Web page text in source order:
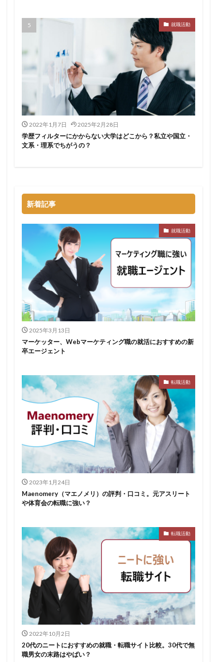
就職活動
2022年1月7日 2025年2月28日
学歴フィルターにかからない大学はどこから？私立や国立・
文系・理系でちがうの？
新着記事
就職活動
2025年3月13日
マーケッター、Webマーケティング職の就活におすすめの新
卒エージェント
転職活動
2023年1月24日
Maenomery（マエノメリ）の評判・口コミ。元アスリート
や体育会の転職に強い？
転職活動
2022年10月2日
20代のニートにおすすめの就職・転職サイト比較。30代で無
職男女の末路はやばい？
CAMPUS CAREER
20代
dodaキャンパス
2025卒
2024卒
2024
2023 1年目
1ヵ月未満
DiG UP CAREER DYM就職
Sier
SE Re就活
Premiumスカウト
pacebox
ONECAREER OfferBox
NNT
Meets Company
Maenomery
JOBRASS新卒
JAIC
やめても生きていける
みなし手当
やり方
ミーツカンパニー
マイナビ新卒紹介
マイナビジョブ20'sスカウト
マイナビジョブ20's
マイナビ
マーケティング
やりたくない
やり方がわからない
ホワイト企業ランキング
不人気業界
人生終了
二次面接
二次募集 事務職
九州地方
中小企業
ユニスタイル
一次面接
リクナビ就職エージェント
リクナビ
ランキング
マーケッター
ホワイト企業
シェア
スタートアップ
ディグアップキャリア
ツノル
タイプ
スポナビキャリア
スポチョク
スポチャレ
スポーツフィールド
スポーツ
スカウトサイト
デューダ スーツ
しんどい
シンクトワイス
ジョブラス
ジョブトラ
ジョブティービー
システムエンジニア
ジェイック
テストセンター
どこから
ボロボロ
ベクトル
ペースボックス
プログラミング
プログラマー
フューチャーファインダー
どこでもいい
ビズリーチ・キャンパス
バレない
ハタラクティブ
ネオキャリア
ニート
どんな性格の人
どんな仕事が向いている
とりあえず
どっち
高卒
検索